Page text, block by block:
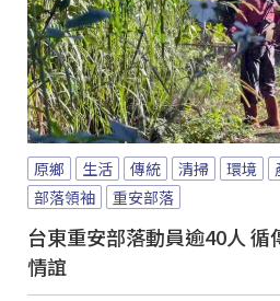
原鄉 生活 傳統 清掃 環境
部落領袖
重安部落
台東重安部落動員逾40人 循
情誼